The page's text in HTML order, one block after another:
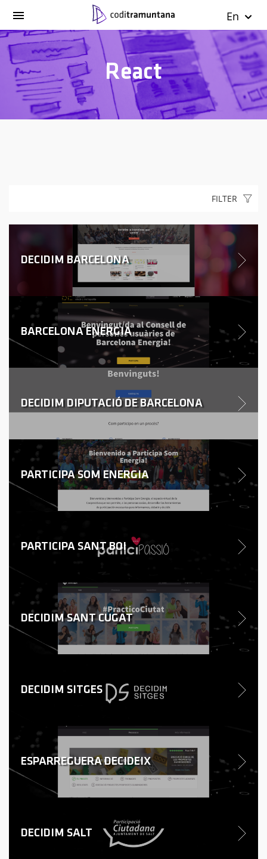
En
React
FILTER
DECIDIM BARCELONA
BARCELONA ENERGIA
DECIDIM DIPUTACIÓ DE BARCELONA
PARTICIPA SOM ENERGIA
PARTICIPA SANT BOI
DECIDIM SANT CUGAT
DECIDIM SITGES
ESPARREGUERA DECIDEIX
DECIDIM SALT